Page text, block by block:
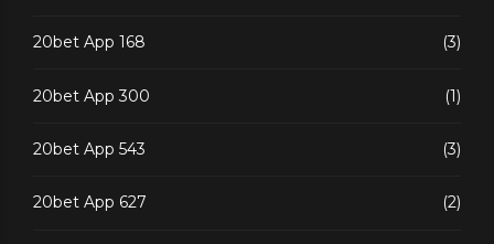
20bet App 168 (3)
20bet App 300 (1)
20bet App 543 (3)
20bet App 627 (2)